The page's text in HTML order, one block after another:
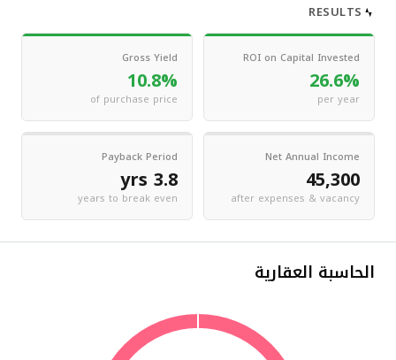
RESULTS
ROI on Capital Invested
26.6%
per year
Gross Yield
10.8%
of purchase price
Net Annual Income
45,300
after expenses & vacancy
Payback Period
3.8 yrs
years to break even
الحاسبة العقارية